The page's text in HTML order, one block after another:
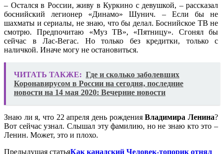
– Остался в России, живу в Куркино с девушкой, – рассказал
боснийский легионер «Динамо» Шунич. – Если бы не
шахматы и сериалы, не знаю, что бы делал. Боснийское ТВ не
смотрю. Предпочитаю «Муз ТВ», «Пятницу». Сгонял бы
сейчас в Лас-Вегас. Но только без кредитки, только с
наличкой. Иначе могу не остановиться.
ЧИТАТЬ ТАКЖЕ: Где и сколько заболевших
Коронавирусом в России на сегодня, последние
новости на 14 мая 2020: Вечерние новости
Знаю ли я, что 22 апреля день рожденияВладимира Ленина?
Вот сейчас узнал. Слышал эту фамилию, но не знаю кто это –
Ленин. Может, это и плохо.
Предыдущая статьяКак канадский Человек-топорик отнял